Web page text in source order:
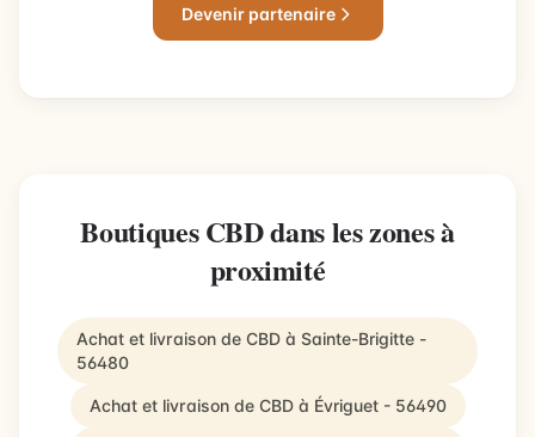
Devenir partenaire
Boutiques CBD dans les zones à
proximité
Achat et livraison de CBD à Sainte-Brigitte -
56480
Achat et livraison de CBD à Évriguet - 56490